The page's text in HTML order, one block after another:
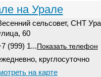
на Урале
сельсовет, СНТ
60
(999) 1... Показать телефон
круглосуточно
на карте